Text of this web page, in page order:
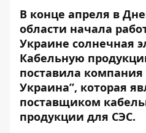
В конце апреля в
области начала
Украине солнечная
Кабельную
поставила
Украина”, которая
поставщиком
продукции для СЭС.